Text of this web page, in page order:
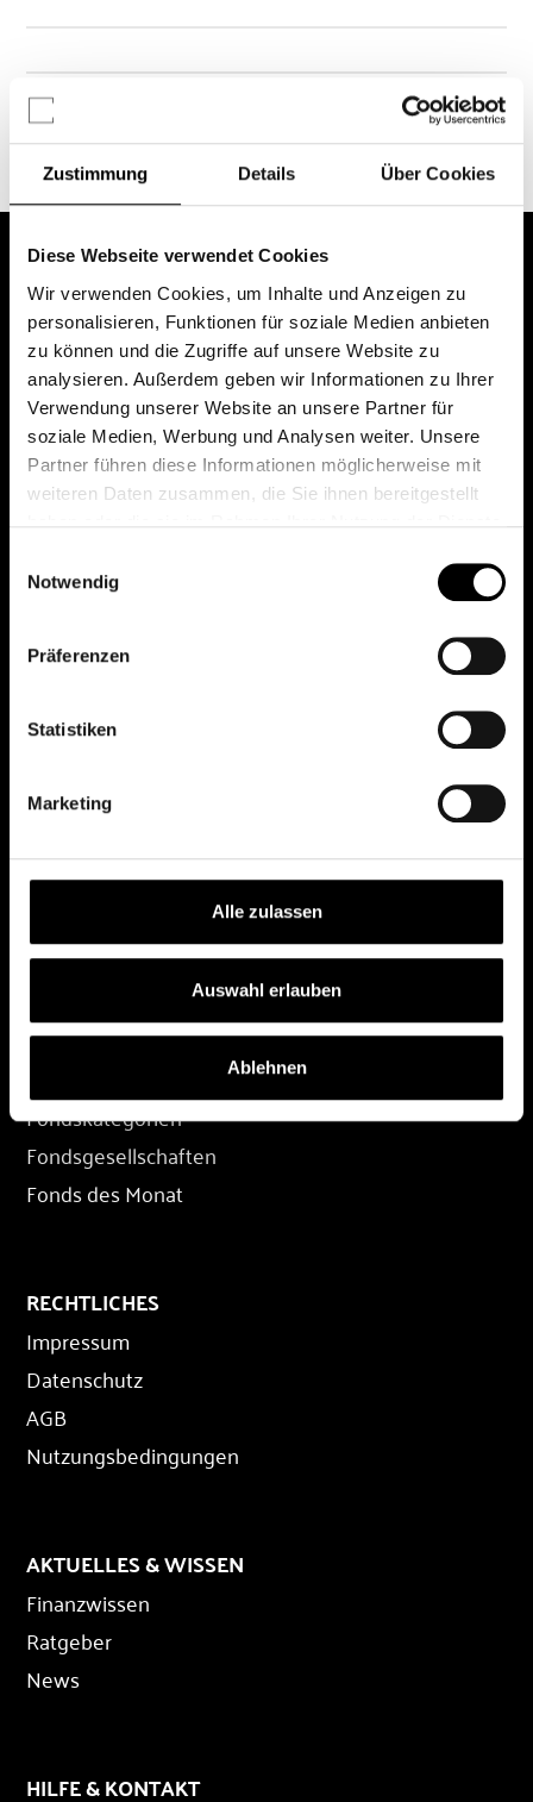
Zustimmung Details Über Cookies
Diese Webseite verwendet Cookies
Wir verwenden Cookies, um Inhalte und Anzeigen zu
personalisieren, Funktionen für soziale Medien anbieten
zu können und die Zugriffe auf unsere Website zu
analysieren. Außerdem geben wir Informationen zu Ihrer
Verwendung unserer Website an unsere Partner für
soziale Medien, Werbung und Analysen weiter. Unsere
Partner führen diese Informationen möglicherweise mit
weiteren Daten zusammen, die Sie ihnen bereitgestellt
Notwendig
Präferenzen
Statistiken
Marketing
Alle zulassen
Auswahl erlauben
Ablehnen
Chancen & Risiken
Das erste Depot in Österreich mit 0€ Kontoführung,
0€ Ausgabeaufschlag und 0€ Depotgebühren bei
knapp 2000 Fonds und 0€ Orderspesen.
All rights reserved.
Depot eröffnen
Depot übertragen
Konditionen
FONDS
Fondskategorien
Fondsgesellschaften
Fonds des Monat
RECHTLICHES
Impressum
Datenschutz
AGB
Nutzungsbedingungen
AKTUELLES & WISSEN
Finanzwissen
Ratgeber
News
HILFE & KONTAKT